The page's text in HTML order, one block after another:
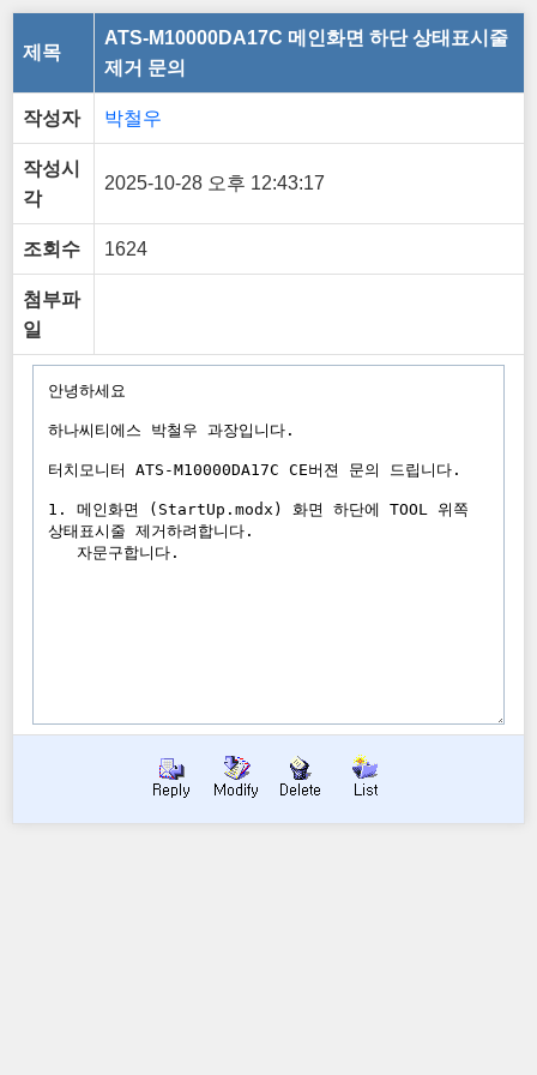
제목
ATS-M10000DA17C 메인화면 하단 상태표시줄
제거 문의
작성자 박철우
작성시
각
2025-10-28 오후 12:43:17
조회수 1624
첨부파
일